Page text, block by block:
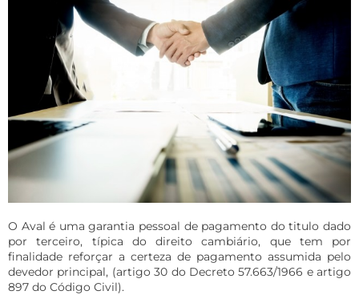
O Aval é uma garantia pessoal de pagamento do titulo dado
por terceiro, típica do direito cambiário, que tem por
finalidade reforçar a certeza de pagamento assumida pelo
devedor principal, (artigo 30 do Decreto 57.663/1966 e artigo
897 do Código Civil).